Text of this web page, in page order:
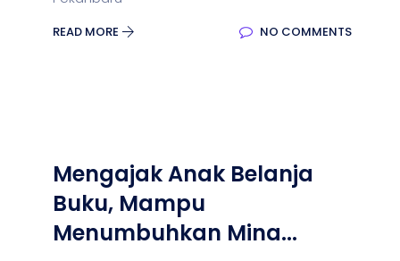
READ MORE NO COMMENTS
Mengajak Anak Belanja
Buku, Mampu
Menumbuhkan Mina...